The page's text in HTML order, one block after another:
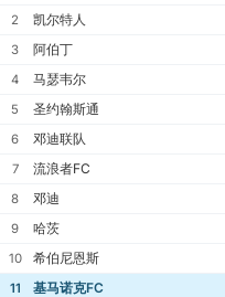
2
凯尔特人
3
阿伯丁
4
马瑟韦尔
5
圣约翰斯通
6
邓迪联队
7
流浪者FC
8
邓迪
9
哈茨
10
希伯尼恩斯
11
基马诺克FC